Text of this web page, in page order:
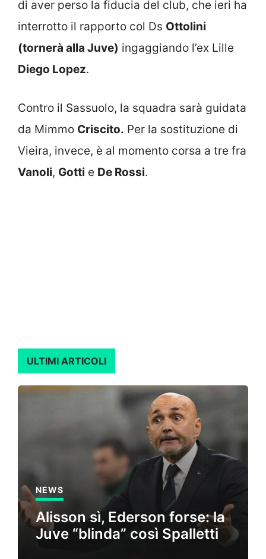
di aver perso la fiducia del club, che ieri ha
interrotto il rapporto col Ds Ottolini
(tornerà alla Juve) ingaggiando l’ex Lille
Diego Lopez.
Contro il Sassuolo, la squadra sarà guidata
da Mimmo Criscito. Per la sostituzione di
Vieira, invece, è al momento corsa a tre fra
Vanoli, Gotti e De Rossi.
ULTIMI ARTICOLI
NEWS
Alisson sì, Ederson forse: la
Juve “blinda” così Spalletti